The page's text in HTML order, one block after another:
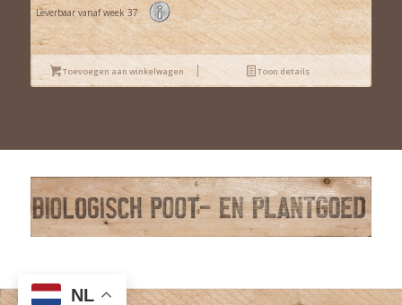
Leverbaar vanaf week 37
Toevoegen aan winkelwagen Toon details
NL